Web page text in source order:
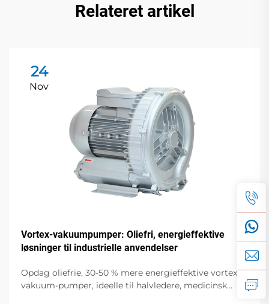
Relateret artikel
24
Nov
Vortex-vakuumpumper: Oliefri, energieffektive
løsninger til industrielle anvendelser
Opdag oliefrie, 30-50 % mere energieffektive vortex-
vakuum-pumper, ideelle til halvledere, medicinsk